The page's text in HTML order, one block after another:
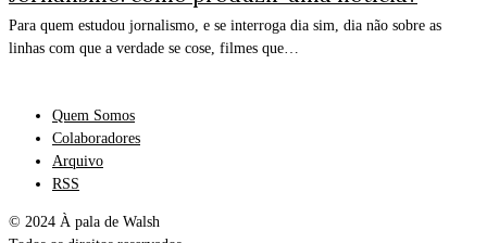
Para quem estudou jornalismo, e se interroga dia sim, dia não sobre as
linhas com que a verdade se cose, filmes que…
Quem Somos
Colaboradores
Arquivo
RSS
© 2024 À pala de Walsh